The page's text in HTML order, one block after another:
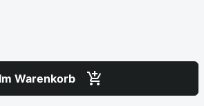
Im Warenkorb